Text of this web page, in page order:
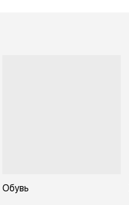
Обувь